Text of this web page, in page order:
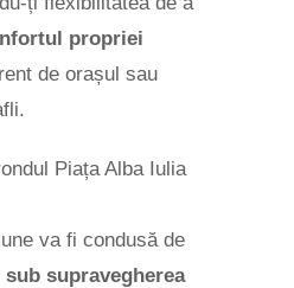
propriei
de orașul sau
Piața Alba Iulia
va fi condusă de
sub supravegherea